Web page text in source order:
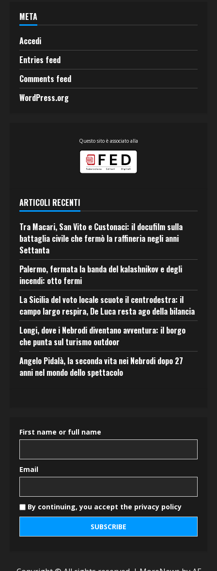
META
Accedi
Entries feed
Comments feed
WordPress.org
Questo sito è associato alla
ARTICOLI RECENTI
Tra Macari, San Vito e Custonaci: il docufilm sulla
battaglia civile che fermò la raffineria negli anni
Settanta
Palermo, fermata la banda del kalashnikov e degli
incendi: otto fermi
La Sicilia del voto locale scuote il centrodestra: il
campo largo respira, De Luca resta ago della bilancia
Longi, dove i Nebrodi diventano avventura: il borgo
che punta sul turismo outdoor
Angelo Pidalà, la seconda vita nei Nebrodi dopo 27
anni nel mondo dello spettacolo
First name or full name
Email
By continuing, you accept the privacy policy